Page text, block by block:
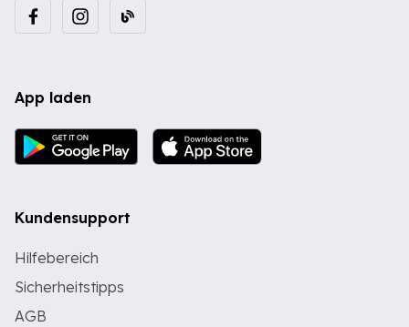
App laden
Kundensupport
Hilfebereich
Sicherheitstipps
AGB